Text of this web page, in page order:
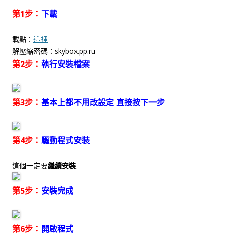
第1步： 下載
載點： 這裡
解壓縮密碼：skybox.pp.ru
第2步： 執行安裝檔案
第3步： 基本上都不用改設定 直接按下一步
第4步： 驅動程式安裝
這個一定要繼續安裝
第5步： 安裝完成
第6步： 開啟程式